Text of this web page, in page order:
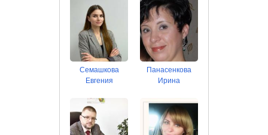
Семашкова
Евгения
Панасенкова
Ирина